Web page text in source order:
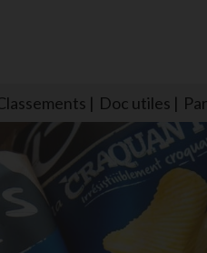
Doc utiles
qui veillent sur nous pour